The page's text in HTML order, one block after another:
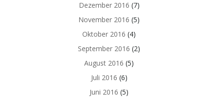
Dezember 2016 (7)
November 2016 (5)
Oktober 2016 (4)
September 2016 (2)
August 2016 (5)
Juli 2016 (6)
Juni 2016 (5)